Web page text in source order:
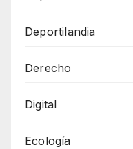
Deportilandia
Derecho
Digital
Ecología